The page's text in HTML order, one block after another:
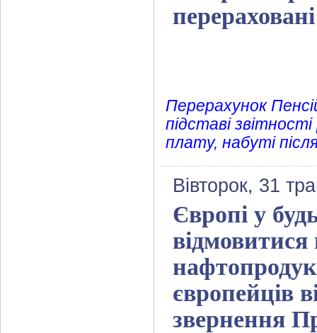
перераховані
Перерахунок
підставі
плату, набуті
Вівторок, 31
Європі у
відмовитися
європейців
звернення